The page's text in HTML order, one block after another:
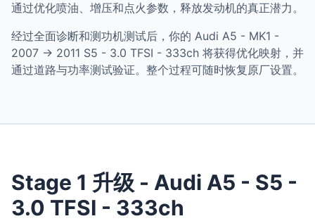
通过优化喷油、增压和点火参数，释放发动机的真正潜力。
经过全面诊断和测功机测试后，你的 Audi A5 - MK1 -
2007 -> 2011 S5 - 3.0 TFSI - 333ch 将获得优化映射，并
通过道路与功率测试验证。整个过程可随时恢复原厂设置。
Stage 1 升级 - Audi A5 - S5 -
3.0 TFSI - 333ch